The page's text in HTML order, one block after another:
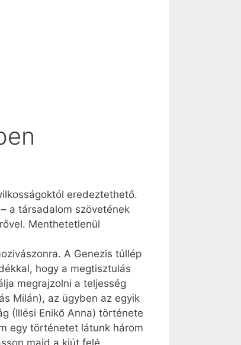
eredeztethető.
a társadalom szövetének
Menthetetlenül
A Genezis túllép
hogy a megtisztulás
megrajzolni a teljesség
Milán), az ügyben az egyik
(Illési Enikő Anna) története
egy történetet látunk három
majd a kiút felé.